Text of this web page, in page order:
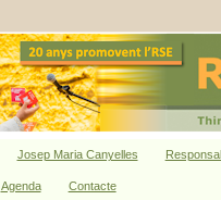
Josep Maria Canyelles
Agenda Contacte